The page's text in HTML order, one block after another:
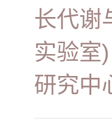
长代谢
实验室
研究中